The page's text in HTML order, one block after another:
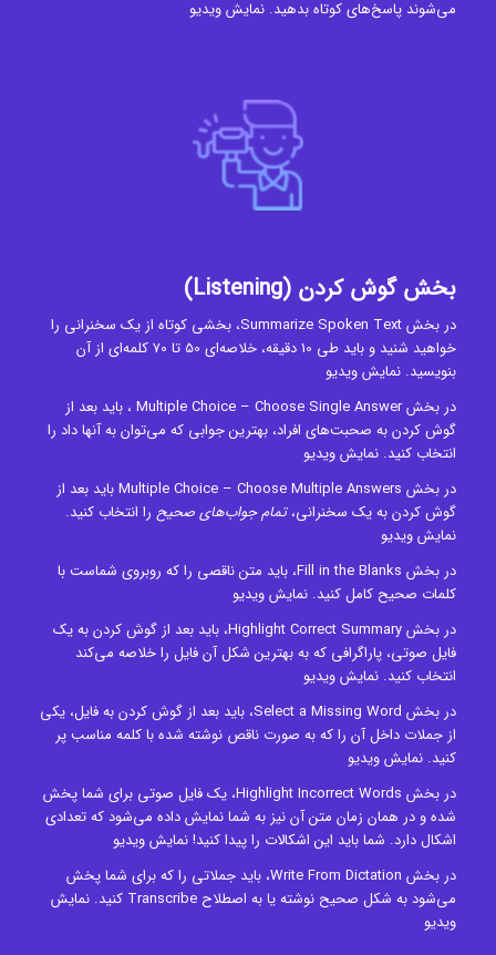
می‌شوند پاسخ‌های کوتاه بدهید. نمایش ویدیو
بخش گوش کردن (Listening)
در بخش Summarize Spoken Text، بخشی کوتاه از یک سخنرانی را
خواهید شنید و باید طی 10 دقیقه، خلاصه‌ای 50 تا 70 کلمه‌ای از آن
بنویسید. نمایش ویدیو
در بخش Multiple Choice – Choose Single Answer ، باید بعد از
گوش کردن به صحبت‌های افراد، بهترین جوابی که می‌توان به آنها داد را
انتخاب کنید. نمایش ویدیو
در بخش Multiple Choice – Choose Multiple Answers باید بعد از
گوش کردن به یک سخنرانی،تمام جواب‌های صحیحرا انتخاب کنید.
نمایش ویدیو
در بخش Fill in the Blanks، باید متن ناقصی را که روبروی شماست با
کلمات صحیح کامل کنید. نمایش ویدیو
در بخش Highlight Correct Summary، باید بعد از گوش کردن به یک
فایل صوتی، پاراگرافی که به بهترین شکل آن فایل را خلاصه می‌کند
انتخاب کنید. نمایش ویدیو
در بخش Select a Missing Word، باید بعد از گوش کردن به فایل، یکی
از جملات داخل آن را که به صورت ناقص نوشته شده با کلمه مناسب پر
کنید. نمایش ویدیو
در بخش Highlight Incorrect Words، یک فایل صوتی برای شما پخش
شده و در همان زمان متن آن نیز به شما نمایش داده می‌شود که تعدادی
اشکال دارد. شما باید این اشکالات را پیدا کنید!نمایش ویدیو
در بخش Write From Dictation، باید جملاتی را که برای شما پخش
می‌شود به شکل صحیح نوشته یا به اصطلاح Transcribe کنید.
نمایش
ویدیو